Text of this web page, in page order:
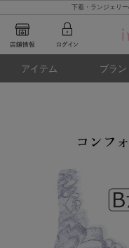
下着・ランジェリ
アイテム ブラン